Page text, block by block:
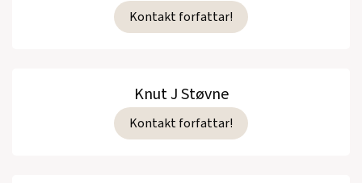
Kontakt forfattar!
Knut J Støvne
Kontakt forfattar!